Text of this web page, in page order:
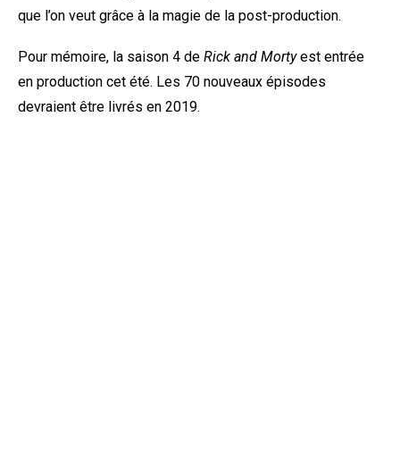
que l’on veut grâce à la magie de la post-production.
Pour mémoire, la saison 4 de Rick and Mortyest entrée
en production cet été. Les 70 nouveaux épisodes
devraient être livrés en 2019.